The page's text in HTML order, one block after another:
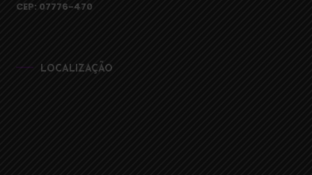
CEP: 07776-470
LOCALIZAÇÃO